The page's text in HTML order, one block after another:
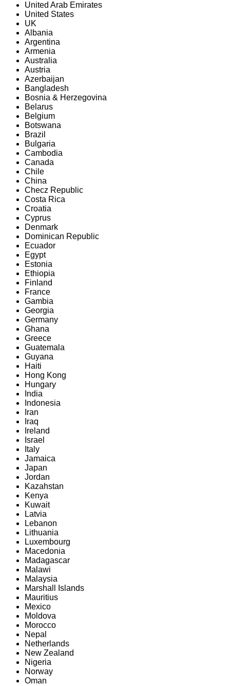
United Arab Emirates
United States
UK
Albania
Argentina
Armenia
Australia
Austria
Azerbaijan
Bangladesh
Bosnia & Herzegovina
Belarus
Belgium
Botswana
Brazil
Bulgaria
Cambodia
Canada
Chile
China
Checz Republic
Costa Rica
Croatia
Cyprus
Denmark
Dominican Republic
Ecuador
Egypt
Estonia
Ethiopia
Finland
France
Gambia
Georgia
Germany
Ghana
Greece
Guatemala
Guyana
Haiti
Hong Kong
Hungary
India
Indonesia
Iran
Iraq
Ireland
Israel
Italy
Jamaica
Japan
Jordan
Kazahstan
Kenya
Kuwait
Latvia
Lebanon
Lithuania
Luxembourg
Macedonia
Madagascar
Malawi
Malaysia
Marshall Islands
Mauritius
Mexico
Moldova
Morocco
Nepal
Netherlands
New Zealand
Nigeria
Norway
Oman